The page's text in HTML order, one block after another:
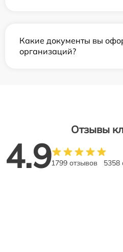
Какие документы вы
организаций?
Отзывы
4.91799 отзывов 5358